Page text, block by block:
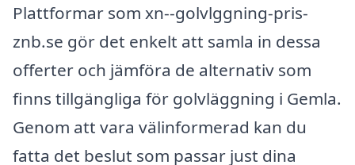
Plattformar som xn--golvlggning-pris-
znb.se gör det enkelt att samla in dessa
offerter och jämföra de alternativ som
finns tillgängliga för golvläggning i Gemla.
Genom att vara välinformerad kan du
fatta det beslut som passar just dina